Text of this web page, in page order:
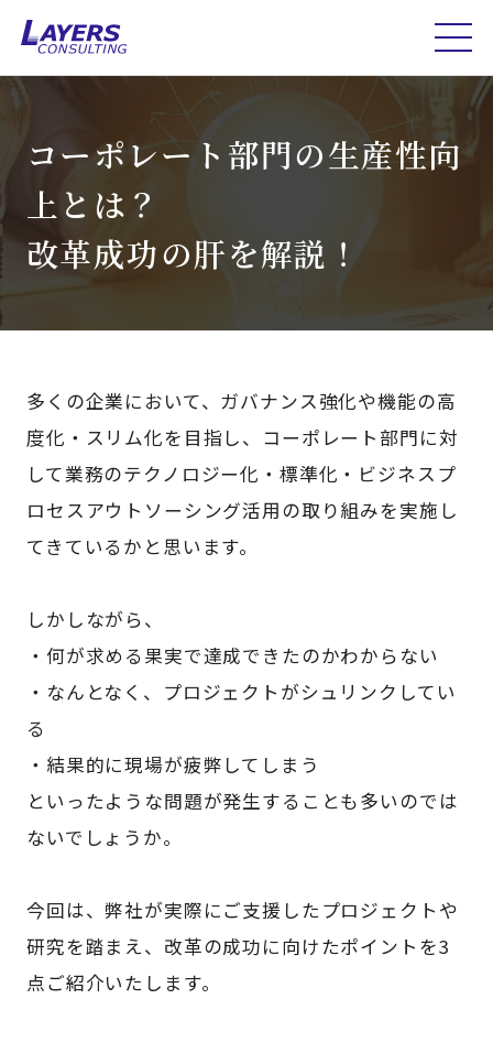
コーポレート部門の生産性向
上とは？
改革成功の肝を解説！
多くの企業において、ガバナンス強化や機能の高
度化・スリム化を目指し、コーポレート部門に対
して業務のテクノロジー化・標準化・ビジネスプ
ロセスアウトソーシング活用の取り組みを実施し
てきているかと思います。
しかしながら、
・何が求める果実で達成できたのかわからない
・なんとなく、プロジェクトがシュリンクしてい
る
・結果的に現場が疲弊してしまう
といったような問題が発生することも多いのでは
ないでしょうか。
今回は、弊社が実際にご支援したプロジェクトや
研究を踏まえ、改革の成功に向けたポイントを3
点ご紹介いたします。